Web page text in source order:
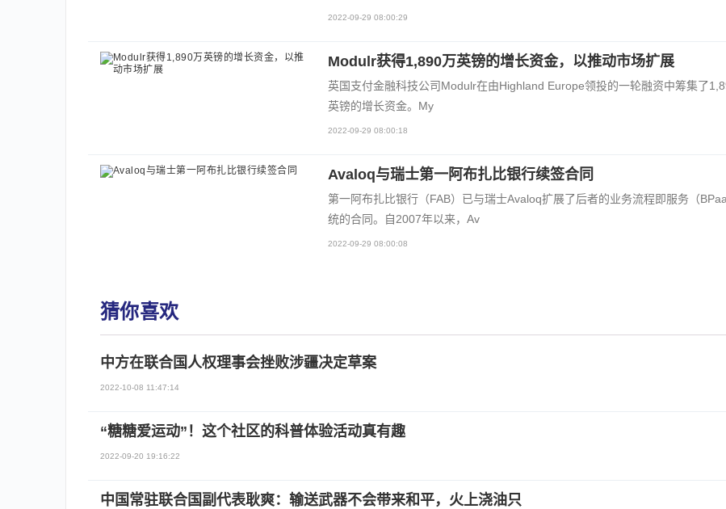
2022-09-29 08:00:29
Modulr获得1,890万英镑的增长资金，以推动市场扩展
英国支付金融科技公司Modulr在由Highland Europe领投的一轮融资中筹集了
英镑的增长资金。My
2022-09-29 08:00:18
Avaloq与瑞士第一阿布扎比银行续签合同
第一阿布扎比银行（FAB）已与瑞士Avaloq扩展了后者的业务流程即服务（
统的合同。自2007年以来，Av
2022-09-29 08:00:08
猜你喜欢
中方在联合国人权理事会挫败涉疆决定草案
2022-10-08 11:47:14
“糖糖爱运动”！这个社区的科普体验活动真有趣
2022-09-20 19:16:22
中国常驻联合国副代表耿爽：输送武器不会带来和平，火上浇油只